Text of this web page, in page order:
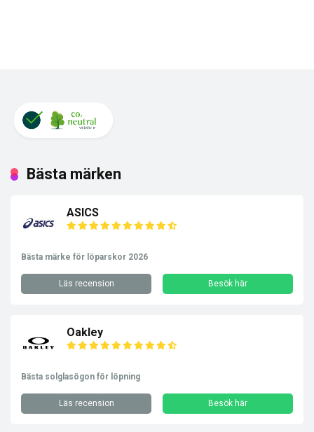
Bästa märken
ASICS
Bästa märke för löparskor 2026
Läs recension Besök här
Oakley
Bästa solglasögon för löpning
Läs recension Besök här